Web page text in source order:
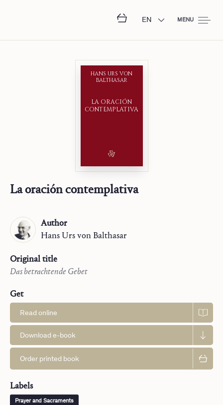
EN MENU
LA ORACIÓN
CONTEMPLATIVA
HANS URS VON
BALTHASAR
La oración contemplativa
Author
Hans Ursvon Balthasar
Original title
Das betrachtende Gebet
Get
Read online
Download e-book
Order printed book
Labels
Prayer and Sacraments